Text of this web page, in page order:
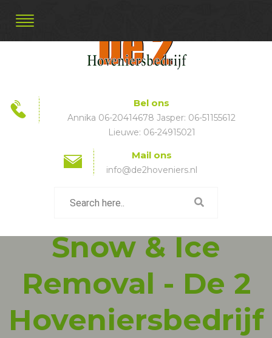
Bel ons
Annika 06-20414678 Jasper: 06-51155612
Lieuwe: 06-24915021
Mail ons
info@de2hoveniers.nl
Snow & Ice
Removal - De 2
Hoveniersbedrijf